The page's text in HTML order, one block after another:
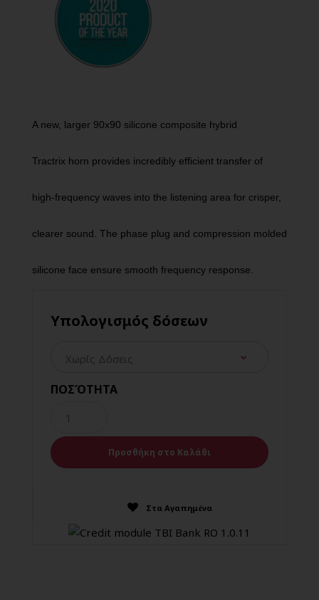
A new, larger 90x90 silicone composite hybrid
Tractrix horn provides incredibly efficient transfer of
high-frequency waves into the listening area for crisper,
clearer sound. The phase plug and compression molded
silicone face ensure smooth frequency response.
Υπολογισμός δόσεων
ΠΟΣΌΤΗΤΑ
Στα Αγαπημένα